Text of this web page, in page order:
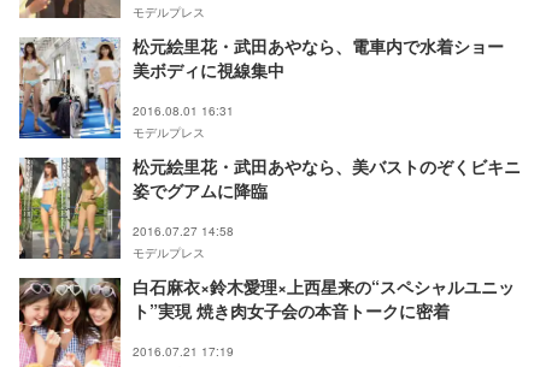
モデルプレス
松元絵里花・武田あやなら、電車内で水着ショー
美ボディに視線集中
2016.08.01 16:31
モデルプレス
松元絵里花・武田あやなら、美バストのぞくビキニ
姿でグアムに降臨
2016.07.27 14:58
モデルプレス
白石麻衣×鈴木愛理×上西星来の“スペシャルユニッ
ト”実現 焼き肉女子会の本音トークに密着
2016.07.21 17:19